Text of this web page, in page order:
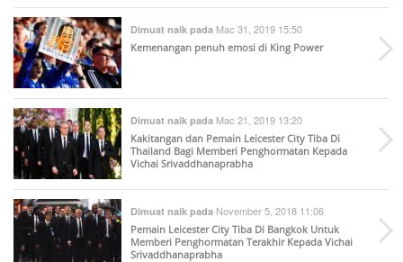
Dimuat naik pada Mac 31, 2019 15:50
Kemenangan penuh emosi di King Power
Dimuat naik pada Mac 21, 2019 13:20
Kakitangan dan Pemain Leicester City Tiba Di
Thailand Bagi Memberi Penghormatan Kepada
Vichai Srivaddhanaprabha
Dimuat naik pada November 5, 2018 11:06
Pemain Leicester City Tiba Di Bangkok Untuk
Memberi Penghormatan Terakhir Kepada Vichai
Srivaddhanaprabha